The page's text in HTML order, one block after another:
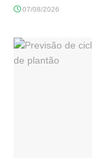
07/08/2026